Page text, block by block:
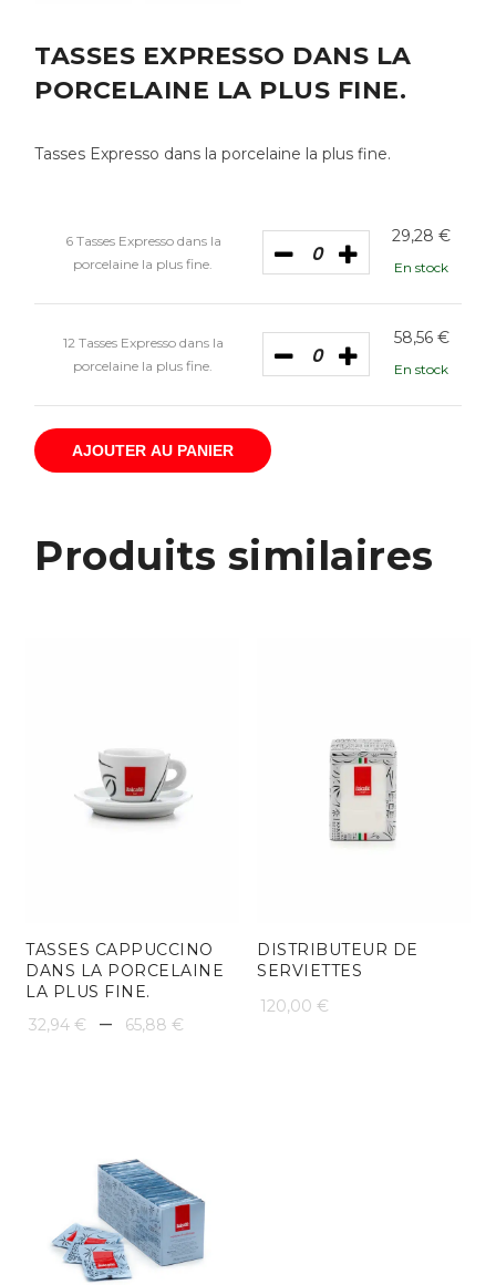
TASSES EXPRESSO DANS LA
PORCELAINE LA PLUS FINE.
Tasses Expresso dans la porcelaine la plus fine.
6 Tasses Expresso dans la
porcelaine la plus fine.
29,28 €
En stock
12 Tasses Expresso dans la
porcelaine la plus fine.
58,56 €
En stock
AJOUTER AU PANIER
Produits similaires
TASSES CAPPUCCINO
DANS LA PORCELAINE
LA PLUS FINE.
32,94 € – 65,88 €
65,88 €
DISTRIBUTEUR DE
SERVIETTES
120,00 €